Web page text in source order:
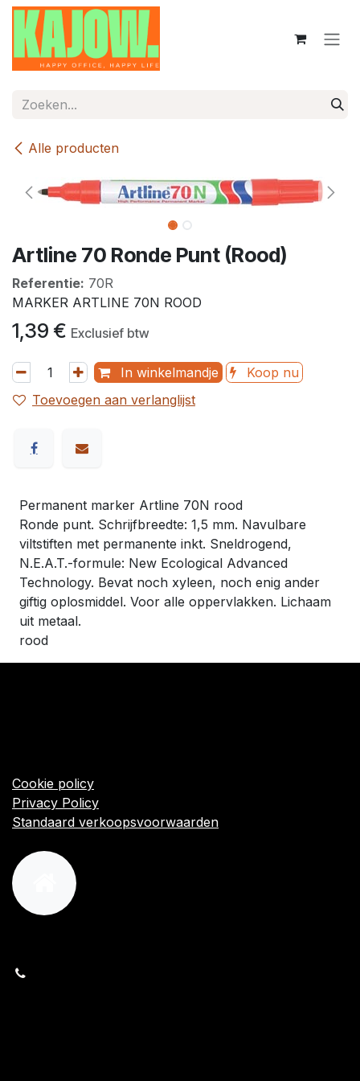
Overslaan naar inhoud
Alle producten
Artline 70 Ronde Punt (Rood)
Referentie: 70R
MARKER ARTLINE 70N ROOD
1,39 € Exclusief btw
In winkelmandje
Koop nu
Toevoegen aan verlanglijst
Permanent marker Artline 70N rood
Ronde punt. Schrijfbreedte: 1,5 mm. Navulbare
viltstiften met permanente inkt. Sneldrogend,
N.E.A.T.-formule: New Ecological Advanced
Technology. Bevat noch xyleen, noch enig ander
giftig oplosmiddel. Voor alle oppervlakken. Lichaam
uit metaal.
rood
Cookie policy
Privacy Policy
Standaard verkoopsvoorwaarden